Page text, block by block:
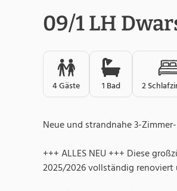
09/1 LH
4 Gäste 1 Bad 2
Neue und strandnahe 3-
+++ ALLES NEU +++ Diese
2025/2026 vollständig